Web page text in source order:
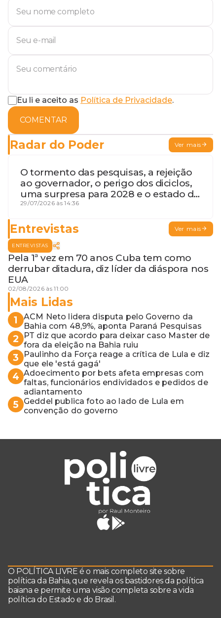
Eu li e aceito as Política de Privacidade.
COMENTAR
Radar do Poder Ver mais
O tormento das pesquisas, a rejeição
ao governador, o perigo dos diciclos,
uma surpresa para 2028 e o estado de
terceira guerra mundial
29/07/2026 às 14:36
Entrevistas Ver mais
ENTREVISTAS
Pela 1ª vez em 70 anos Cuba tem como
derrubar ditadura, diz líder da diáspora nos
EUA
02/08/2026 às 11:00
Mais Lidas
1
ACM Neto lidera disputa pelo Governo da
Bahia com 48,9%, aponta Paraná Pesquisas
2
PT diz que acordo para deixar caso Master de
fora da eleição na Bahia ruiu
3
Paulinho da Força reage a crítica de Lula e diz
que ele 'está gagá'
4 Adoecimento por bets afeta empresas com
faltas, funcionários endividados e pedidos de
adiantamento
5
Geddel publica foto ao lado de Lula em
convenção do governo
O POLÍTICA LIVRE é o mais completo site sobre
política da Bahia, que revela os bastidores da política
baiana e permite uma visão completa sobre a vida
política do Estado e do Brasil.